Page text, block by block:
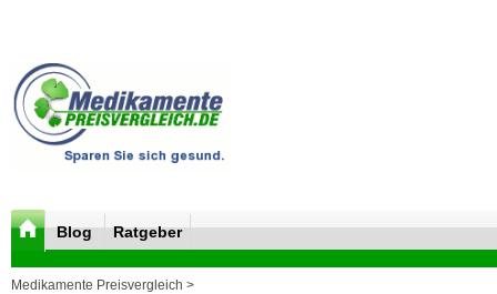
Blog Ratgeber
Medikamente Preisvergleich >